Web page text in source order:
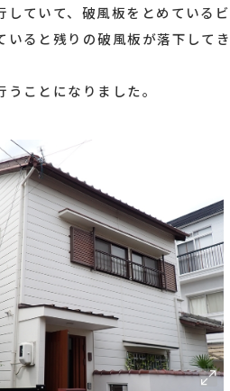
していて、破風板をとめているビ
いると残りの破風板が落下して
ことになりました。